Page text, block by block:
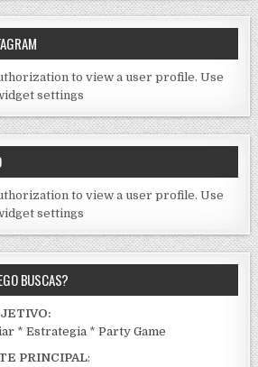
to view a user profile. Use
settings
to view a user profile. Use
settings
BUSCAS?
*Estrategia *Party Game
PRINCIPAL: